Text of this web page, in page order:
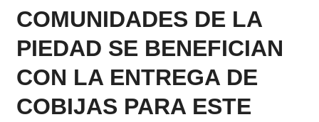
COMUNIDADES DE LA
PIEDAD SE BENEFICIAN
CON LA ENTREGA DE
COBIJAS PARA ESTE